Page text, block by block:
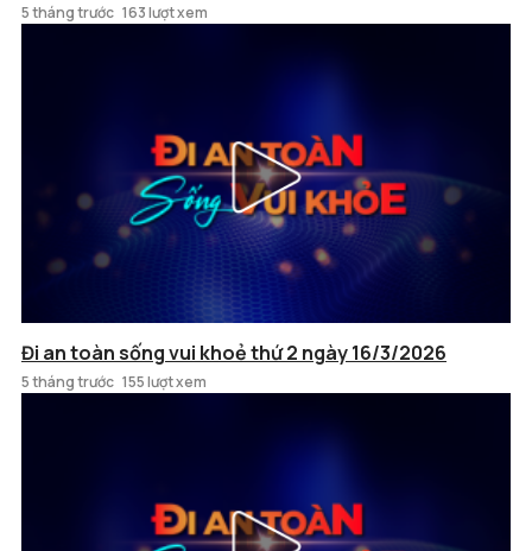
5 tháng trước 163 lượt xem
Đi an toàn sống vui khoẻ thứ 2 ngày 16/3/2026
5 tháng trước 155 lượt xem